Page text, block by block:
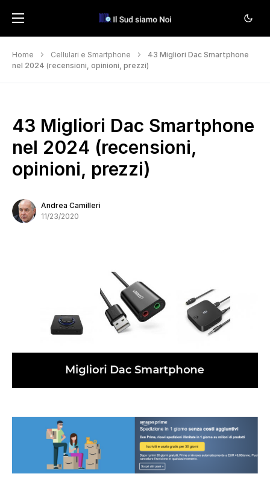
Home Cellulari e Smartphone
43 Migliori Dac Smartphone
nel 2024 (recensioni, opinioni, prezzi)
43 Migliori Dac Smartphone
nel 2024 (recensioni,
opinioni, prezzi)
Andrea Camilleri
11/23/2020